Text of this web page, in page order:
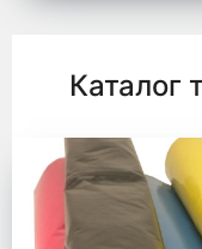
Каталог